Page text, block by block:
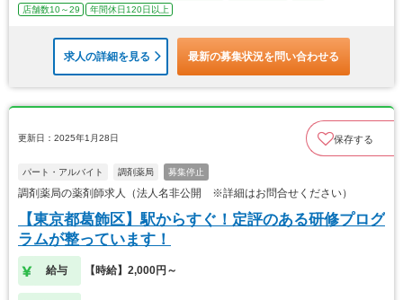
店舗数10～29
年間休日120日以上
求人の詳細を見る 最新の募集状況を問い合わせる
更新日：2025年1月28日 保存する
パート・アルバイト 調剤薬局 募集停止
調剤薬局の薬剤師求人（法人名非公開 ※詳細はお問合せください）
【東京都葛飾区】駅からすぐ！定評のある研修プログ
ラムが整っています！
給与 【時給】2,000円～